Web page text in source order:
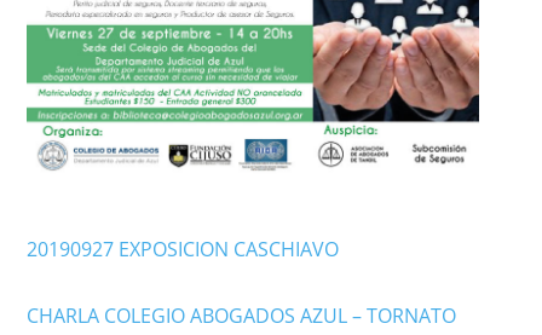
20190927 EXPOSICION CASCHIAVO
CHARLA COLEGIO ABOGADOS AZUL – TORNATO